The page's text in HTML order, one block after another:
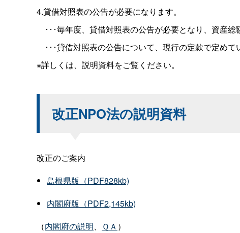
4.貸借対照表の公告が必要になります。
･･･毎年度、貸借対照表の公告が必要となり、資産総
･･･貸借対照表の公告について、現行の定款で定めて
※詳しくは、説明資料をご覧ください。
改正NPO法の説明資料
改正のご案内
島根県版（PDF828kb)
内閣府版（PDF2,145kb)
（内閣府の説明、 ＱＡ ）